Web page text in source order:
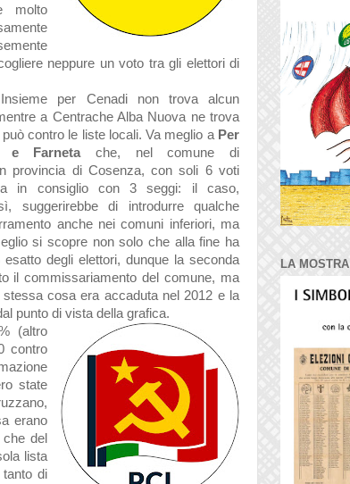
neppure un voto tra gli elettori di
per Cenadi non trova alcun
a Centrache Alba Nuova ne trova
può contro le liste locali.Va meglio a Per
e Farneta che, nel comune di
provincia di Cosenza, con soli 6 voti
in consiglio con 3 seggi: il caso,
suggerirebbe di introdurre qualche
anche nei comuni inferiori, ma
si scopre non solo che alla fine ha
degli elettori, dunque la seconda
il commissariamento del comune, ma
cosa era accaduta nel 2012 e la
punto di vista della grafica.
(altro
contro
state
erano
del
lista
di
LA MOSTRA